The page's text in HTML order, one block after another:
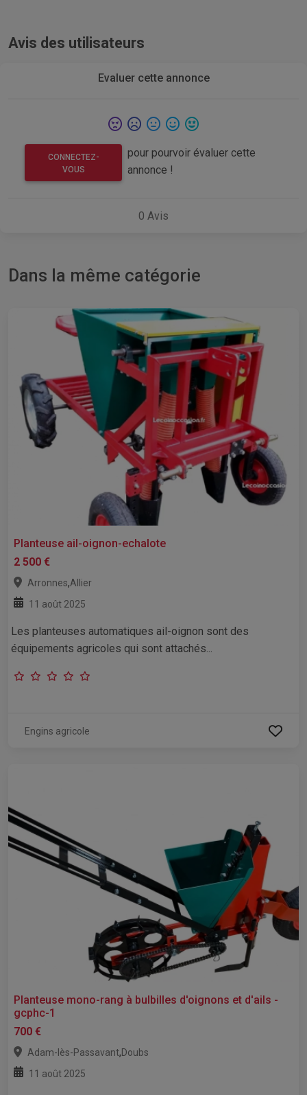
Avis des utilisateurs
Evaluer cette annonce
CONNECTEZ-
VOUS
pour pourvoir évaluer cette
annonce !
0 Avis
Dans la même catégorie
Planteuse ail-oignon-echalote
2 500 €
Arronnes,Allier
11 août 2025
Les planteuses automatiques ail-oignon sont des
équipements agricoles qui sont attachés...
Engins agricole
Planteuse mono-rang à bulbilles d'oignons et d'ails -
gcphc-1
700 €
Adam-lès-Passavant,Doubs
11 août 2025